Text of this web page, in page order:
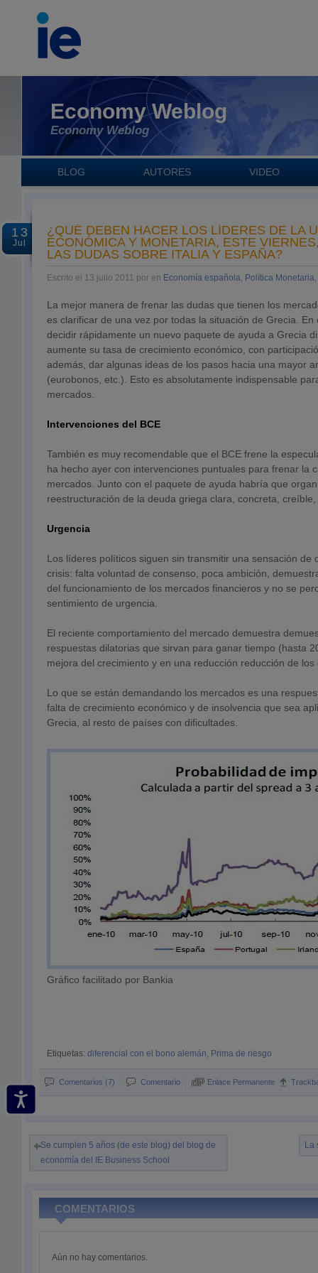
Economy Weblog
Economy Weblog
BLOG AUTORES VIDEO
13
Jul
¿QUÉ DEBEN HACER LOS LÍDERES DE LA
ECONÓMICA Y MONETARIA, ESTE
LAS DUDAS SOBRE ITALIA Y ESPAÑA?
Escrito el 13 julio 2011 por en Economía española, Política Monetaria,
La mejor manera de frenar las dudas que tienen los
es clarificar de una vez por todas la situación de Grecia. En
decidir rápidamente un nuevo paquete de ayuda a Grecia
aumente su tasa de crecimiento económico, con
además, dar algunas ideas de los pasos hacia una mayor
(eurobonos, etc.). Esto es absolutamente indispensable
mercados.
Intervenciones del BCE
También es muy recomendable que el BCE frene la
ha hecho ayer con intervenciones puntuales para frenar la
mercados. Junto con el paquete de ayuda habría que
reestructuración de la deuda griega clara, concreta,
Urgencia
Los líderes políticos siguen sin transmitir una sensación de
crisis: falta voluntad de consenso, poca ambición,
del funcionamiento de los mercados financieros y no se
sentimiento de urgencia.
El reciente comportamiento del mercado demuestra
respuestas dilatorias que sirvan para ganar tiempo (hasta
mejora del crecimiento y en una reducción reducción de
Lo que se están demandando los mercados es una
falta de crecimiento económico y de insolvencia que sea
Grecia, al resto de países con dificultades.
Gráfico facilitado por Bankia
Etiquetas: diferencial con el bono alemán, Prima de riesgo
Comentarios (7) Comentario Enlace Permanente
Se cumplen 5 años (de este blog) del blog de
economía del IE Business School
La
COMENTARIOS
Aún no hay comentarios.